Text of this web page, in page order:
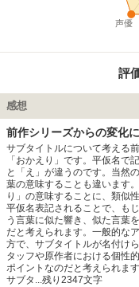
声優
評
感想
前作シリーズからの変化
サブタイトルについて考える
「おかえり」です。平仮名で
と「え」が違うのです。当然
葉の意味することも違います
り」の意味することに、類似
平仮名表記されることで、も
う言葉に似た響き、似た言葉
だと考えられます。一般的な
方で、サブタイトルが名付け
タッフや原作者における個性
ポイントなのだと考えられま
サブタ...残り 2347文字